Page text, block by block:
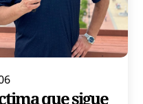
que sigue